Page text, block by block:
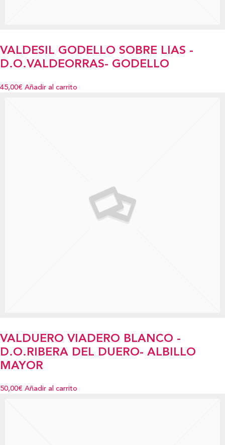
VALDESIL GODELLO SOBRE LIAS -
D.O.VALDEORRAS- GODELLO
45,00€ Añadir al carrito
VALDUERO VIADERO BLANCO -
D.O.RIBERA DEL DUERO- ALBILLO
MAYOR
50,00€ Añadir al carrito